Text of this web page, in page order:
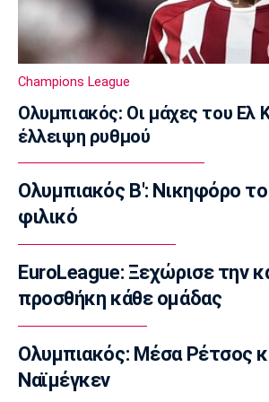
Πόλο
Παγκόσμιο Παίδων: Η Ελλάδα
την Τουρκία
18:45
Ποδόσφαιρο - Διεθνή
Φιλική ήττα της Χαλ στο
Τζολάκη
18:32
Εθνικές Μπάσκετ
18:15
Βόλεϊ
ΕΟΠΕ: Τίμησε τον Κούβελο σε
βραδιά
18:00
Champions League
Ολυμπιακός: Οι μάχες του Ελ
έλλειψη ρυθμού
Ολυμπιακός Β': Νικηφόρο
φιλικό
EuroLeague: Ξεχώρισε την
προσθήκη κάθε ομάδας
Ολυμπιακός: Μέσα Ρέτσος
Ναϊμέγκεν